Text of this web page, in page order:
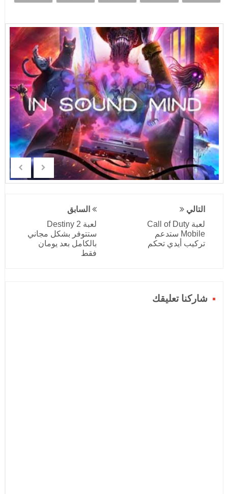
التالي
لعبة Call of Duty
Mobile ستدعم
تركيب أيدي تحكم
السابق
لعبة Destiny 2
ستتوفر بشكل مجاني
بالكامل بعد يومان
فقط
شاركنا تعليقك